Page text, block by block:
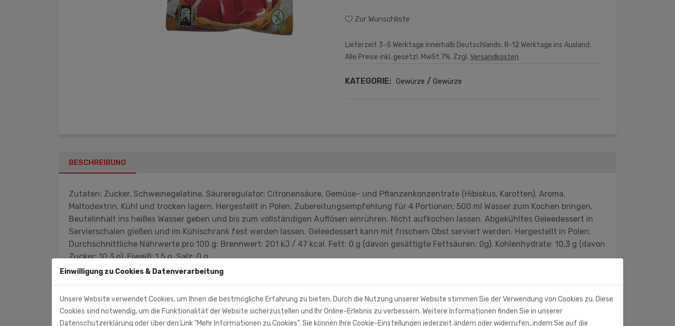
Zur Wunschliste
Lieferzeit 3-5 Werktage innerhalb Deutschlands, 8-12 Werktage ins Ausland.
Alle Preise inkl. gesetzl. MwSt 7%. Zzgl. Versandkosten
KATEGORIE: Gewürze / Gewürze
BESCHREIBUNG
Zutaten: Zucker, Schweinegelatine, Säureregulator: Citronensäure, Gemüse- und Pflanzenkonzentrate (Hibiskus, Karotten), Aroma,
Maltodextrin. Kühl und trocken lagern. Hergestellt in Polen. Zubereitungsempfehlung für 4 Portionen: 500 ml Wasser zum Kochen bringen,
Beutelinhalt ins heißes Wasser geben und bis zum vollständigen Auflösen einrühren. Nicht aufkochen lassen. Abgekühltes Geleedessert in
Servierschalen gießen und im Kühlschrank fest werden lassen. Geleedessert kann mit frischem Obst serviert werden. Hergestellt in Polen.
Durchschnittliche Nährwerte pro 100 g: Brennwert: 201 kJ / 47 kcal. Fett: 0 g (davon gesättigte Fettsäuren: 0g). Kohlenhydrate: 10,3 g (davon
Zucker: 10,3 g). Eiweiß: 1,5 g. Salz: 0 g
SLCO GmbH & Co.KG
95512 Neudrossenfeld
Einwilligung zu Cookies & Datenverarbeitung
Unsere Website verwendet Cookies, um Ihnen die bestmögliche Erfahrung zu bieten. Durch die Nutzung unserer Website stimmen Sie der Verwendung von Cookies zu. Diese
Cookies sind notwendig, um die Funktionalität der Website sicherzustellen und Ihr Online-Erlebnis zu verbessern. Weitere Informationen finden Sie in unserer
Datenschutzerklärung oder über den Link "Mehr Informationen zu Cookies". Sie können Ihre Cookie-Einstellungen jederzeit ändern oder widerrufen, indem Sie auf die